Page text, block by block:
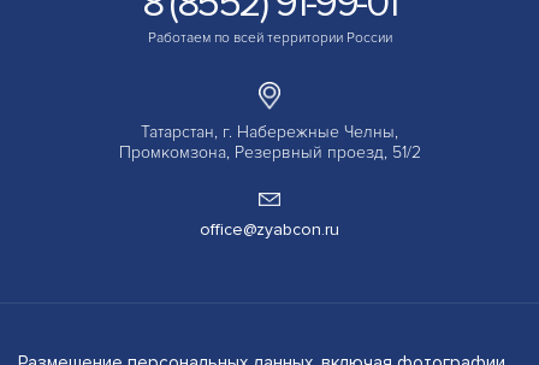
Работаем по всей территории России
Татарстан, г. Набережные Челны,
Промкомзона, Резервный проезд, 51/2
office@zyabcon.ru